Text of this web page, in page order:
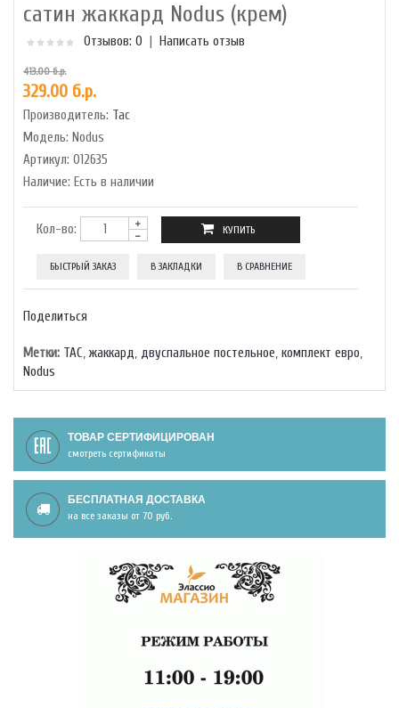
сатин жаккард Nodus (крем)
Отзывов: 0 Написать отзыв
413.00 б.р.
329.00 б.р.
Производитель: Tac
Модель: Nodus
Артикул: 012635
Наличие: Есть в наличии
Кол-во:
БЫСТРЫЙ ЗАКАЗ В ЗАКЛАДКИ В СРАВНЕНИЕ
Поделиться
Метки: TAC,жаккард, двуспальное постельное, комплект евро,
Nodus
ТОВАР СЕРТИФИЦИРОВАН
смотреть сертификаты
БЕСПЛАТНАЯ ДОСТАВКА
на все заказы от 70 руб.